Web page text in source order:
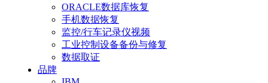
ORACLE数据库恢复
手机数据恢复
监控/行车记录仪视频
工业控制设备备份与修复
数据取证
品牌